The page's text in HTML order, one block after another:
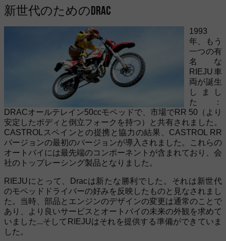
新世代のためのDrac
1993
年、もう
一つの有
名な
RIEJU車
両が誕生
しまし
た：
DRACオールテレイン50ccモペッドで、市場でRR 50（より
安定したボディと倒立フォークを持つ）と共有されました。
CASTROLスペインとの提携と協力の結果、CASTROL RR
バージョンの最初のバージョンが導入されました。これらの
オートバイには最先端のコンポーネントが含まれており、会
社のトップレーシング製品となりました。
RIEJUにとって、Dracは新たな勝利でした。それは新世代
のモペッドドライバーの好みを反映したものと見なされまし
た。当時、部品とエンジンのデザインの変更は通常のことで
あり、より良いサービスとオートバイの未来の外観を求めて
いました...そしてRIEJUはそれを提供する準備ができていま
した。